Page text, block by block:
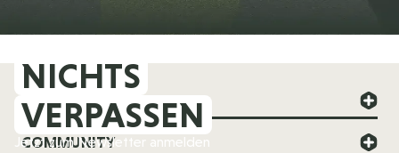
NICHTS
VERPASSEN
Jetzt zum Newsletter anmelden
FOREVER YOUNG
COMMUNITY